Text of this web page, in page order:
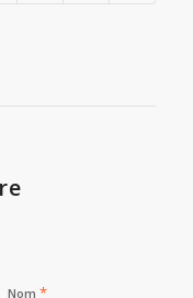
Nom *